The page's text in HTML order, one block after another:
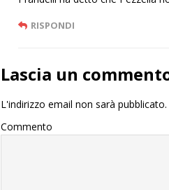
RISPONDI
Lascia un
L'indirizzo email non sarà pubblicato.
Commento